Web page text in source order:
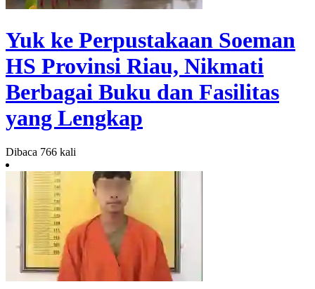
Yuk ke Perpustakaan Soeman
HS Provinsi Riau, Nikmati
Berbagai Buku dan Fasilitas
yang Lengkap
Dibaca 766 kali